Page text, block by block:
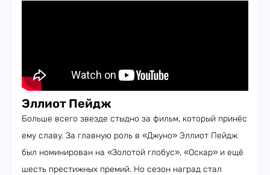
Эллиот Пейдж
Больше всего звезде стыдно за фильм, который принёс
ему славу. За главную роль в «Джуно» Эллиот Пейдж
был номинирован на «Золотой глобус», «Оскар» и ещё
шесть престижных премий. Но сезон наград стал